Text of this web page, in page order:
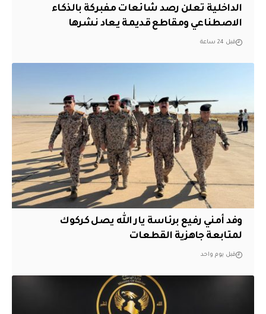
الداخلية تعلن رصد شائعات مفبركة بالذكاء
الاصطناعي ومقاطع قديمة يعاد نشرها
قبل 24 ساعة
وفد أمني رفيع برئاسة يار الله يصل كركوك
لمتابعة جاهزية القطعات
قبل يوم واحد